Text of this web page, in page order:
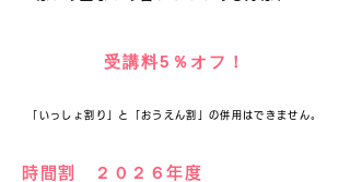
受講料5％オフ！
「いっしょ割り」と「おうえん割」の併用はできません。
時間割 ２０２６年度